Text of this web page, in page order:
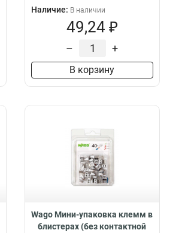
Наличие: В наличии
49,24 ₽
– +
В корзину
Wago Мини-упаковка клемм в
блистерах (без контактной